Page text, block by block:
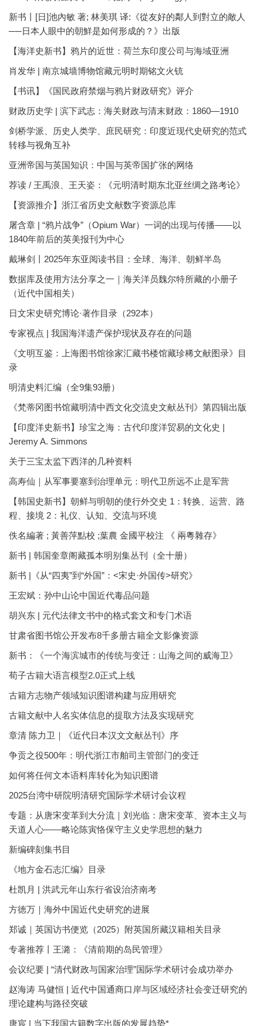
新书丨[日]池內敏 著; 林美琪 译:《從友好的鄰人到對立的敵人
──日本人眼中的朝鮮是如何形成的？》出版
【海洋史新书】鸦片的近世：荷兰东印度公司与海域亚洲
肖发华 | 南京城墙博物馆藏元明时期铭文火铳
【书讯】《国民政府禁烟与鸦片财政研究》评介
财政历史学 | 滨下武志：海关财政与清末财政：1860—1910
剑桥学派、历史人类学、庶民研究：印度近现代史研究的范式
转移与视角互补
亚洲帝国与英国知识：中国与英帝国扩张的网络
荐读 / 王禹浪、王天姿：《元明清时期东北亚丝绸之路考论》
【资源推介】浙江省历史文献数字资源总库
屠含章 | “鸦片战争”（Opium War）一词的出现与传播——以
1840年前后的英美报刊为中心
戴琳剑丨2025年东亚阅读书目：全球、海洋、朝鲜半岛
数据库及使用方法分享之一｜海关洋员魏尔特所藏的小册子
（近代中国相关）
日文宋史研究博论·著作目录（292本）
专家视点 | 我国海洋遗产保护现状及存在的问题
《文明互鉴：上海图书馆徐家汇藏书楼馆藏珍稀文献图录》目
录
明清史料汇编（全9集93册）
《梵蒂冈图书馆藏明清中西文化交流史文献丛刊》第四辑出版
【印度洋史新书】珍宝之海：古代印度洋贸易的文化史 |
Jeremy A. Simmons
关于三宝太监下西洋的几种资料
高寿仙｜从军事要塞到治理单元：明代卫所远不止是军营
【韩国史新书】朝鲜与明朝的使行外交史 1：转换、运营、路
程、接境 2：礼仪、认知、交流与环境
佚名編著 ; 黃善萍點校 ;葉農 金國平校注 《 兩粵雜存》
新书 | 韩国奎章阁藏孤本明别集丛刊（全十册）
新书 |《从“四夷”到“外国”：<宋史·外国传>研究》
王宏斌：孙中山论中国近代毒品问题
胡兴东 | 元代法律文书中的格式套文和专门术语
甘肃省图书馆公开发布8千多册古籍全文影像资源
新书：《一个海滨城市的传统与变迁：山海之间的威海卫》
荀子古籍大语言模型2.0正式上线
古籍方志物产领域知识图谱构建与应用研究
古籍文献中人名实体信息的提取方法及实现研究
章清 陈力卫｜《近代日本汉文文献丛刊》序
争贡之役500年：明代浙江市舶司主管部门的变迁
如何将任何文本语料库转化为知识图谱
2025台湾中研院明清研究国际学术研讨会议程
专题：从唐宋变革到大分流｜刘光临：唐宋变革、资本主义与
天道人心——略论陈寅恪保守主义史学思想的魅力
新编碑刻集书目
《地方金石志汇编》目录
杜凯月 | 洪武元年山东行省设治济南考
方徳万｜海外中国近代史研究的进展
郑诚｜英国访书便览（2025）附英国所藏汉籍相关目录
专著推荐丨王潞：《清前期的岛民管理》
会议纪要 | “清代财政与国家治理”国际学术研讨会成功举办
赵海涛 马健恒 | 近代中国通商口岸与区域经济社会变迁研究的
理论建构与路径突破
唐宸 | 当下我国古籍数字出版的发展趋势*